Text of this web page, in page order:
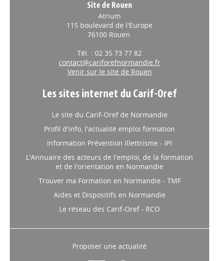
Site de Rouen
Atrium
115 boulevard de l'Europe
76100 Rouen
Tél. : 02 35 73 77 82
contact@cariforefnormandie.fr
Venir sur le site de Rouen
Les sites internet du Carif-Oref
Le site du Carif-Oref de Normandie
Profil d'info, l'actualité emploi formation
Information Prévention Illettrisme - IPI
L'Annuaire des acteurs de l'emploi, de la formation
et de l'orientation en Normandie
Trouver ma Formation en Normandie - TMF
Aides et Dispositifs en Normandie
Le réseau des Carif-Oref - RCO
Proposer une actualité